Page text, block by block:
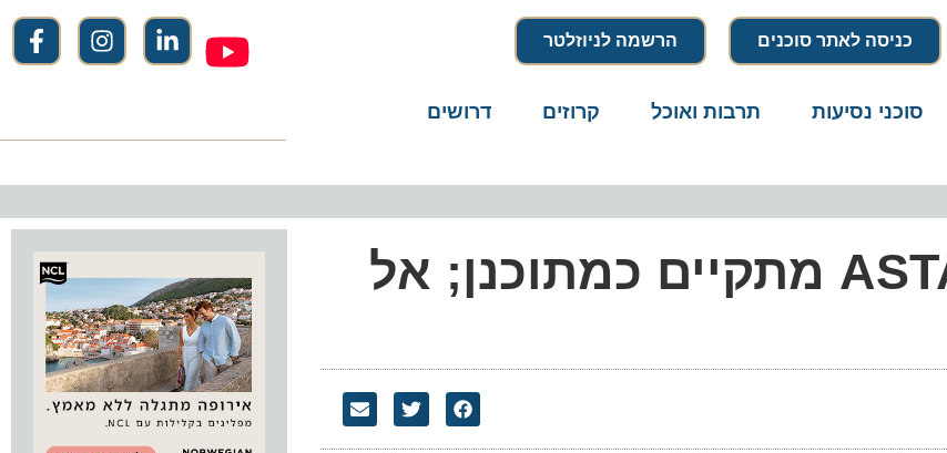
כניסה לאתר סוכנים הרשמה לניוזלטר
סוכני נסיעות תרבות ואוכל קרוזים דרושים
למרות האירועים: כנס ASTA מתקיים כמתוכנן; אל